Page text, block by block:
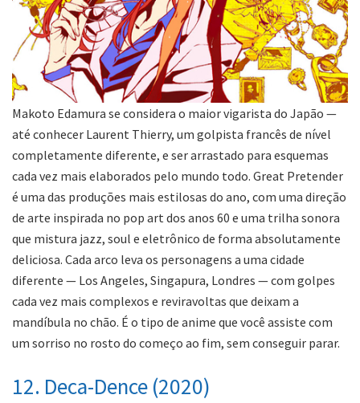
Makoto Edamura se considera o maior vigarista do Japão —
até conhecer Laurent Thierry, um golpista francês de nível
completamente diferente, e ser arrastado para esquemas
cada vez mais elaborados pelo mundo todo. Great Pretender
é uma das produções mais estilosas do ano, com uma direção
de arte inspirada no pop art dos anos 60 e uma trilha sonora
que mistura jazz, soul e eletrônico de forma absolutamente
deliciosa. Cada arco leva os personagens a uma cidade
diferente — Los Angeles, Singapura, Londres — com golpes
cada vez mais complexos e reviravoltas que deixam a
mandíbula no chão. É o tipo de anime que você assiste com
um sorriso no rosto do começo ao fim, sem conseguir parar.
12. Deca-Dence (2020)